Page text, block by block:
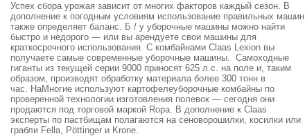
Успех сбора урожая зависит от многих факторов каждый сезон. В
дополнение к погодным условиям использование правильных машин
также определяет баланс. Б / у уборочные машины можно найти
быстро и недорого — или вы арендуете свои машины для
краткосрочного использования. С комбайнами Claas Lexion вы
получаете самые современные уборочные машины. Самоходные
гиганты из текущей серии 9000 приносят 625 л.с. на поле и, таким
образом, производят обработку материала более 300 тонн в
час. НаМногие используют картофелеуборочные комбайны по
проверенной технологии изготовления полевок — сегодня они
продаются под торговой маркой Ropa. В дополнение к Claas
эксперты по пастбищам полагаются на сеноворошилки, косилки или
грабли Fella, Pöttinger и Krone.